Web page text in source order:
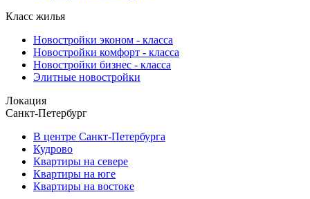
Класс жилья
Новостройки эконом - класса
Новостройки комфорт - класса
Новостройки бизнес - класса
Элитные новостройки
Локация
Санкт-Петербург
В центре Санкт-Петербурга
Кудрово
Квартиры на севере
Квартиры на юге
Квартиры на востоке